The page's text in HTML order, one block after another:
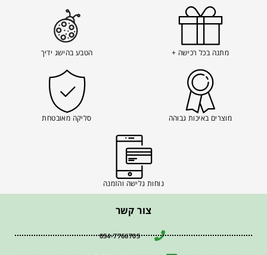
מתנה בכל רכישה + הטבע בהישג ידיך
מוצרים באיכות גבוהה סליקה מאובטחת
נוחות גלישה והזמנה
צור קשר
054-7766705